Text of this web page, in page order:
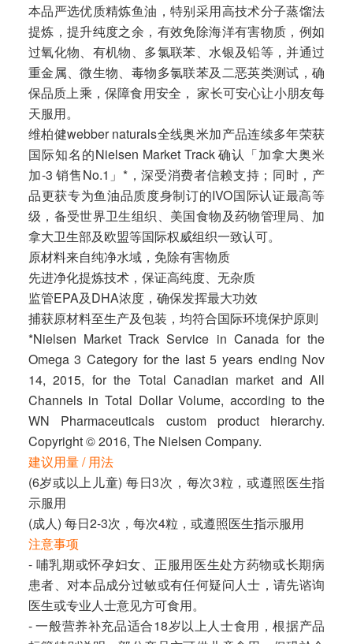
本品严选优质精炼鱼油，特别采用高技术分子蒸馏法
提炼，提升纯度之余，有效免除海洋有害物质，例如
过氧化物、有机物、多氯联苯、水银及铅等，并通过
重金属、微生物、毒物多氯联苯及二恶英类测试，确
保品质上乘，保障食用安全， 家长可安心让小朋友每
天服用。
维柏健webber naturals全线奥米加产品连续多年荣获
国际知名的Nielsen Market Track 确认「加拿大奥米
加-3 销售No.1」*，深受消费者信赖支持；同时，产
品更获专为鱼油品质度身制订的IVO国际认证最高等
级，备受世界卫生组织、美国食物及药物管理局、加
拿大卫生部及欧盟等国际权威组织一致认可。
原材料来自纯净水域，免除有害物质
先进净化提炼技术，保证高纯度、无杂质
监管EPA及DHA浓度，确保发挥最大功效
捕获原材料至生产及包装，均符合国际环境保护原则
*Nielsen Market Track Service in Canada for the
Omega 3 Category for the last 5 years ending Nov
14, 2015, for the Total Canadian market and All
Channels in Total Dollar Volume, according to the
WN Pharmaceuticals custom product hierarchy.
Copyright © 2016, The Nielsen Company.
建议用量 / 用法
(6岁或以上儿童) 每日3次，每次3粒，或遵照医生指
示服用
(成人) 每日2-3次，每次4粒，或遵照医生指示服用
注意事项
- 哺乳期或怀孕妇女、正服用医生处方药物或长期病
患者、对本品成分过敏或有任何疑问人士，请先谘询
医生或专业人士意见方可食用。
- 一般营养补充品适合18岁以上人士食用，根据产品